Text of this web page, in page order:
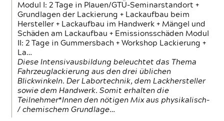
Modul I: 2 Tage in Plauen/GTÜ-Seminarstandort +
Grundlagen der Lackierung + Lackaufbau beim
Hersteller + Lackaufbau im Handwerk + Mängel und
Schäden am Lackaufbau + Emissionsschäden Modul
II: 2 Tage in Gummersbach + Workshop Lackierung +
La…
Diese Intensivausbildung beleuchtet das Thema
Fahrzeuglackierung aus den drei üblichen
Blickwinkeln. Der Labortechnik, dem Lackhersteller
sowie dem Handwerk. Somit erhalten die
Teilnehmer*Innen den nötigen Mix aus physikalisch-
/ chemischem Grundlage…